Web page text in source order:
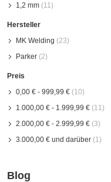
1,2 mm (11)
Hersteller
MK Welding (23)
Parker (2)
Preis
0,00 € - 999,99 € (10)
1.000,00 € - 1.999,99 € (11)
2.000,00 € - 2.999,99 € (3)
3.000,00 € und darüber (1)
Blog